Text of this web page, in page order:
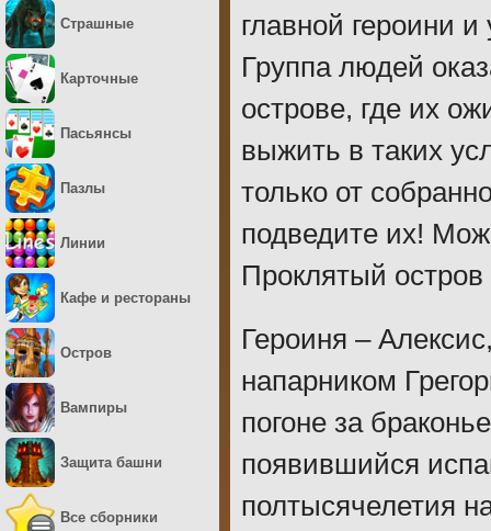
главной героини
Группа людей
острове, где их
выжить в таких
только от
подведите их!
Проклятый
Героиня –
напарником
погоне за
появившийся
полтысячелетия
Страшные
Карточные
Пасьянсы
Пазлы
Линии
Кафе и рестораны
Остров
Вампиры
Защита башни
Все сборники